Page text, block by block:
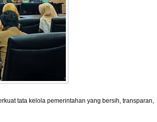
tata kelola pemerintahan yang bersih, transparan,